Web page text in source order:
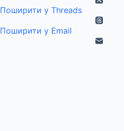
Поширити у Threads
Поширити у Email